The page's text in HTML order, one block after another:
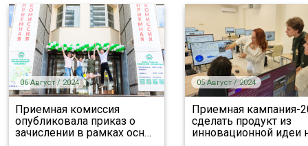
06 Август / 2024
Приемная комиссия
опубликовала приказ о
зачислении в рамках осн…
05 Август / 2024
Приемная кампания-
сделать продукт из
инновационной идеи